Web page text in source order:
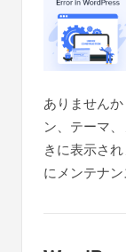
ありません
ン、テーマ
きに表示さ
にメンテナ